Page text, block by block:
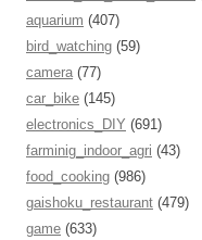
aquarium (407)
bird_watching (59)
camera (77)
car_bike (145)
electronics_DIY (691)
farminig_indoor_agri (43)
food_cooking (986)
gaishoku_restaurant (479)
game (633)